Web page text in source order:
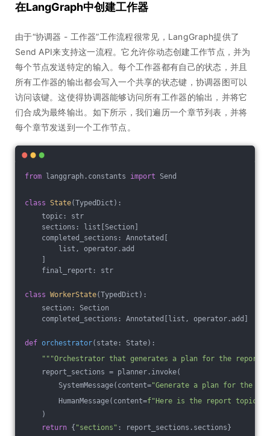
在LangGraph中创建工作器
由于“协调器 - 工作器”工作流程很常见，LangGraph提供了
Send API来支持这一流程。它允许你动态创建工作节点，并为
每个节点发送特定的输入。每个工作器都有自己的状态，并且
所有工作器的输出都会写入一个共享的状态键，协调器图可以
访问该键。这使得协调器能够访问所有工作器的输出，并将它
们合成为最终输出。如下所示，我们遍历一个章节列表，并将
每个章节发送到一个工作节点。
from langgraph.constants import Send
class State(TypedDict) :
topic: str
sections: list[Section]
completed_sections: Annotated[
list, operator.add
final_report: str
class WorkerState(TypedDict) :
section: Section
completed_sections: Annotated[list, operator.add]
def orchestrator(state: State) :
"""Orchestrator that generates a plan for the
report_sections = planner.invoke(
SystemMessage(content="Generate a plan for the
HumanMessage(content=f"Here is the report topic:
)
return { "sections" : report_sections.sections}